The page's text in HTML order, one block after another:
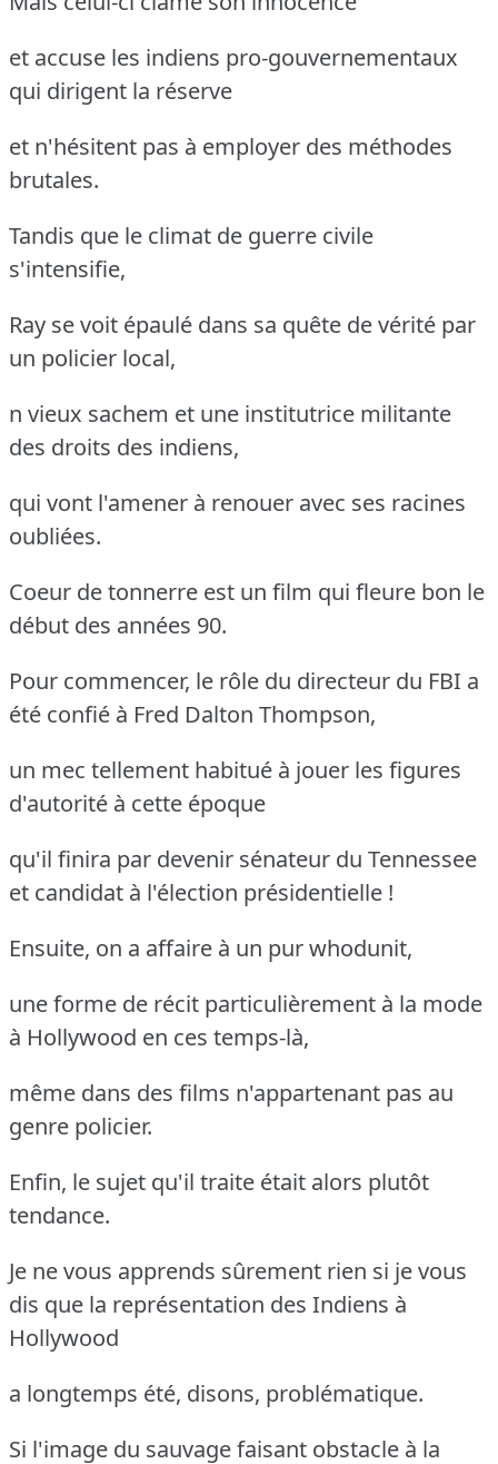
et accuse les indiens pro-gouvernementaux
qui dirigent la réserve
et n'hésitent pas à employer des méthodes
brutales.
Tandis que le climat de guerre civile
s'intensifie,
Ray se voit épaulé dans sa quête de vérité par
un policier local,
n vieux sachem et une institutrice militante
des droits des indiens,
qui vont l'amener à renouer avec ses racines
oubliées.
Coeur de tonnerre est un film qui fleure bon le
début des années 90.
Pour commencer, le rôle du directeur du FBI a
été confié à Fred Dalton Thompson,
un mec tellement habitué à jouer les figures
d'autorité à cette époque
qu'il finira par devenir sénateur du Tennessee
et candidat à l'élection présidentielle !
Ensuite, on a affaire à un pur whodunit,
une forme de récit particulièrement à la mode
à Hollywood en ces temps-là,
même dans des films n'appartenant pas au
genre policier.
Enfin, le sujet qu'il traite était alors plutôt
tendance.
Je ne vous apprends sûrement rien si je vous
dis que la représentation des Indiens à
Hollywood
a longtemps été, disons, problématique.
Si l'image du sauvage faisant obstacle à la